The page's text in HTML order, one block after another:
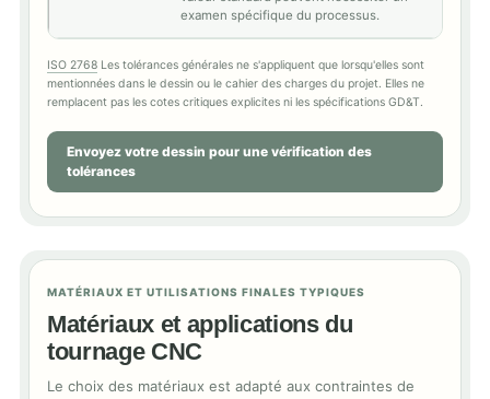
examen spécifique du processus.
ISO 2768 Les tolérances générales ne s'appliquent que lorsqu'elles sont
mentionnées dans le dessin ou le cahier des charges du projet. Elles ne
remplacent pas les cotes critiques explicites ni les spécifications GD&T.
Envoyez votre dessin pour une vérification des
tolérances
MATÉRIAUX ET UTILISATIONS FINALES TYPIQUES
Matériaux et applications du
tournage CNC
Le choix des matériaux est adapté aux contraintes de